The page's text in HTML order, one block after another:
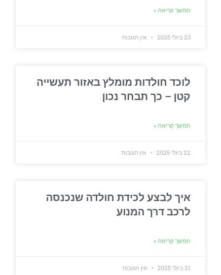
המשך קריאה »
23 ביולי 2025 אין תגובות
לוכד חולדות מומלץ באזור תעשייה
קטן – כך תבחר נכון
המשך קריאה »
22 ביולי 2025 אין תגובות
איך לבצע לכידת חולדה שנכנסה
לרכב דרך המנוע
המשך קריאה »
21 ביולי 2025 אין תגובות